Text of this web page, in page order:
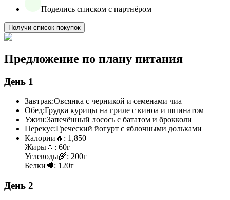
Поделись списком с партнёром
Получи список покупок
Предложение по плану питания
День 1
Завтрак:Овсянка с черникой и семенами чиа
Обед:Грудка курицы на гриле с киноа и шпинатом
Ужин:Запечённый лосось с бататом и брокколи
Перекус:Греческий йогурт с яблочными дольками
Калории 🔥: 1,850
Жиры 💧: 60г
Углеводы🌾: 200г
Белки🥩: 120г
День 2